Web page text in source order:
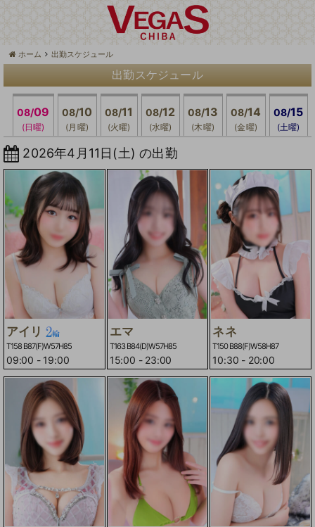
ホーム 出勤スケジュール
出勤スケジュール
08/09
(日曜)
08/10
(月曜)
08/11
(火曜)
08/12
(水曜)
08/13
(木曜)
08/14
(金曜)
08/15
(土曜)
2026年4月11日(土) の出勤
アイリ
T158 B87(F)W57H85
09:00 - 19:00
エマ
T163 B84(D)W57H85
15:00 - 23:00
ネネ
T150 B88(F)W58H87
10:30 - 20:00